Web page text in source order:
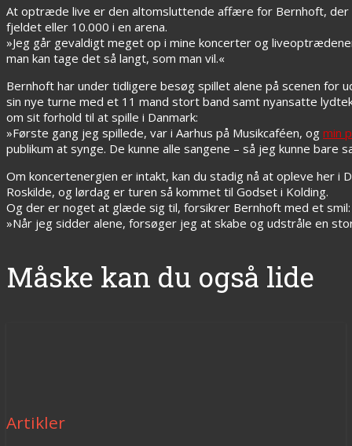
At optræde live er den altomsluttende affære for Bernhoft,
fjeldet eller 10.000 i en arena.
»Jeg går gevaldigt meget op i mine koncerter og
man kan tage det så langt, som man vil.«
Bernhoft har under tidligere besøg spillet alene på scenen for
sin nye turne med et 11 mand stort band samt nyansatte
om sit forhold til at spille i Danmark:
»Første gang jeg spillede, var i Aarhus på Musikcaféen, og min
publikum at synge. De kunne alle sangene – så jeg kunne
Om koncertenergien er intakt, kan du stadig nå at opleve her i
Roskilde, og lørdag er turen så kommet til Godset i Kolding.
Og der er noget at glæde sig til, forsikrer Bernhoft med et smil:
»Når jeg sidder alene, forsøger jeg at skabe og udstråle en
Måske kan du også lide
Artikler